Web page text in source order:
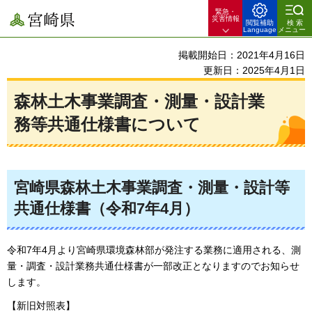
宮崎県
緊急・
災害情報
閲覧補助
Language
検索
メニュー
掲載開始日：2021年4月16日
更新日：2025年4月1日
森林土木事業調査・測量・設計業
務等共通仕様書について
宮崎県森林土木事業調査・測量・設計等
共通仕様書（令和7年4月）
令和7年4月より宮崎県環境森林部が発注する業務に適用される、測
量・調査・設計業務共通仕様書が一部改正となりますのでお知らせ
します。
【新旧対照表】